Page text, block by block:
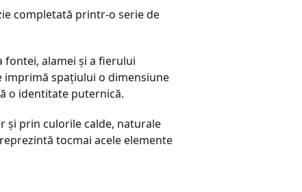
completată printr-o serie de
fontei, alamei şi a fierului
imprimă spaţiului o dimensiune
o identitate puternică.
şi prin culorile calde, naturale
tocmai acele elemente